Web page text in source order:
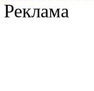
Реклама